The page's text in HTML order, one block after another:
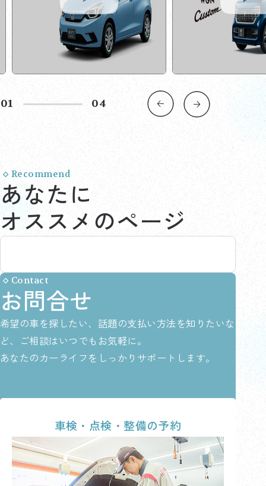
02 04
Recommend
あなたに
オススメのページ
Contact
お問合せ
希望の車を探したい、話題の支払い方法を知りたいな
ど、ご相談はいつでもお気軽に。
あなたのカーライフをしっかりサポートします。
車検・点検・整備の予約